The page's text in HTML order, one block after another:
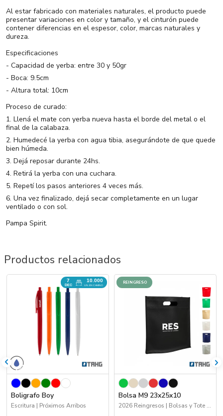
Al estar fabricado con materiales naturales, el producto puede
presentar variaciones en color y tamaño, y el cinturón puede
contener diferencias en el espesor, color, marcas naturales y
dureza.
Especificaciones
- Capacidad de yerba: entre 30 y 50gr
- Boca: 9.5cm
- Altura total: 10cm
Proceso de curado:
1. Llená el mate con yerba nueva hasta el borde del metal o el
final de la calabaza.
2. Humedecé la yerba con agua tibia, asegurándote de que quede
bien húmeda.
3. Dejá reposar durante 24hs.
4. Retirá la yerba con una cuchara.
5. Repetí los pasos anteriores 4 veces más.
6. Una vez finalizado, dejá secar completamente en un lugar
ventilado o con sol.
Pampa Spirit.
Productos relacionados
7
DEC
10.000
UN. EN CAMINO
Boligrafo Boy
Escritura | Próximos Arribos
REINGRESO
Bolsa M9 23x25x10
2026 Reingresos | Bolsas y Tote Bags